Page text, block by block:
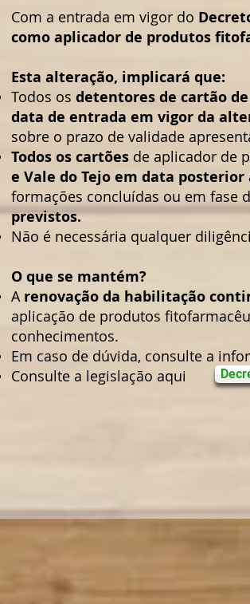
Com a entrada em vigor do
como aplicador de produtos
Esta alteração, implicará que:
Todos os detentores de cartão
data de entrada em vigor da
sobre o prazo de validade
Todos os cartões de aplicador de
e Vale do Tejo em data
formações concluídas ou em fase
previstos.
Não é necessária qualquer
O que se mantém?
A renovação da habilitação
aplicação de produtos
conhecimentos.
Em caso de dúvida, consulte a
Consulte a legislação aqui